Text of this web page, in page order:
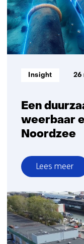
tempo
dan
eerder
geraamd
Een
weerbaar
Noordzee
Informatietype:
Insight 26
Lees meer
over
Een
duurzaam,
geïntegreerd
en
weerbaar